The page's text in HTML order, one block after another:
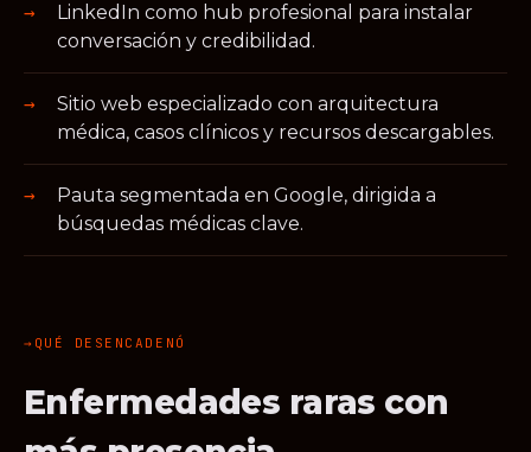
LinkedIn como hub profesional para instalar
conversación y credibilidad.
Sitio web especializado con arquitectura
médica, casos clínicos y recursos descargables.
Pauta segmentada en Google, dirigida a
búsquedas médicas clave.
QUÉ DESENCADENÓ
Enfermedades raras con